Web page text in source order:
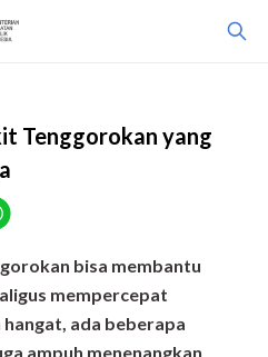
Tenggorokan yang
bisa membantu
mempercepat
ada beberapa
ampuh menenangkan